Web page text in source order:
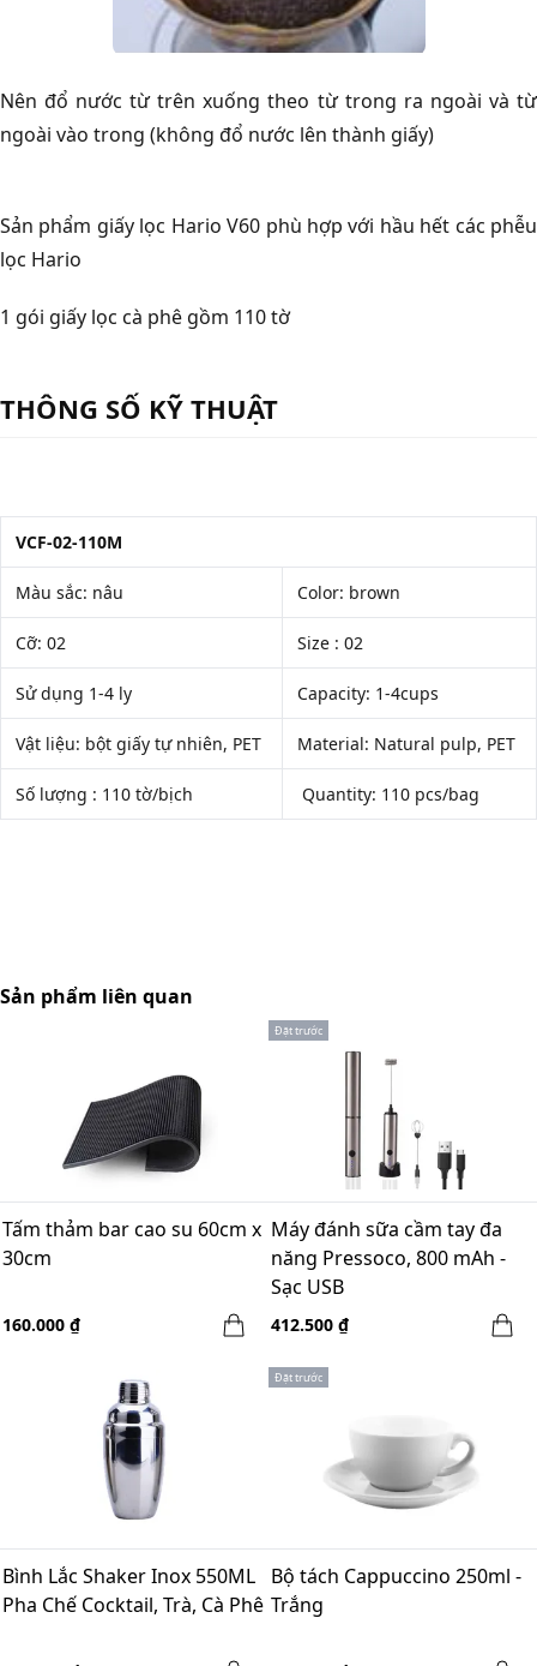
Nên đổ nước từ trên xuống theo từ trong ra ngoài và từ
ngoài vào trong (không đổ nước lên thành giấy)
Sản phẩm giấy lọc Hario V60 phù hợp với hầu hết các phễu
lọc Hario
1 gói giấy lọc cà phê gồm 110 tờ
THÔNG SỐ KỸ THUẬT
VCF-02-110M
Màu sắc: nâu Color: brown
Cỡ: 02 Size : 02
Sử dụng 1-4 ly Capacity: 1-4cups
Vật liệu: bột giấy tự nhiên, PET Material: Natural pulp, PET
Số lượng : 110 tờ/bịch Quantity: 110 pcs/bag
Sản phẩm liên quan
Tấm thảm bar cao su 60cm x
30cm
160.000 ₫
Đặt trước
Máy đánh sữa cầm tay đa
năng Pressoco, 800 mAh -
Sạc USB
412.500 ₫
Bình Lắc Shaker Inox 550ML
Pha Chế Cocktail, Trà, Cà Phê
Đặt trước
Bộ tách Cappuccino 250ml -
Trắng